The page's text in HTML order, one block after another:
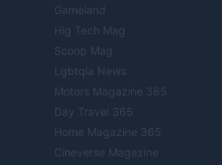
Gameland
Hig Tech Mag
Scoop Mag
Lgbtqia News
Motors Magazine 365
Day Travel 365
Home Magazine 365
Cineverse Magazine